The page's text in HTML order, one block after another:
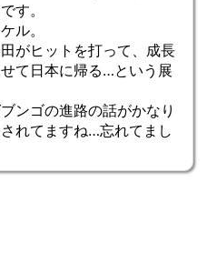
す。
ル。
がヒットを打って、成長
て日本に帰る…という展
ンゴの進路の話がかなり
れてますね…忘れてまし